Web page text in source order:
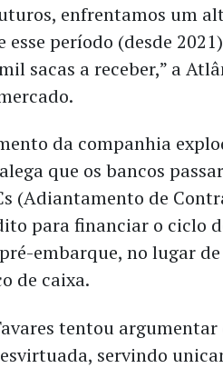
enfrentamos um
período (desde
sacas a receber,” a
da companhia
que os bancos
(Adiantamento de
para financiar o ciclo
embarque, no lugar
de caixa.
tentou argumentar
servindo